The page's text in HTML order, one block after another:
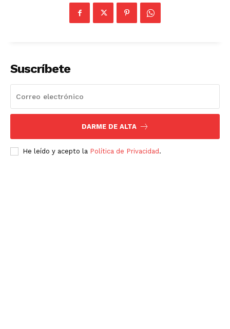
Suscríbete
DARME DE ALTA
He leído y acepto la Política de Privacidad .